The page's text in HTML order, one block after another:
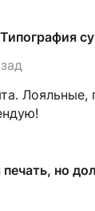
печать, но